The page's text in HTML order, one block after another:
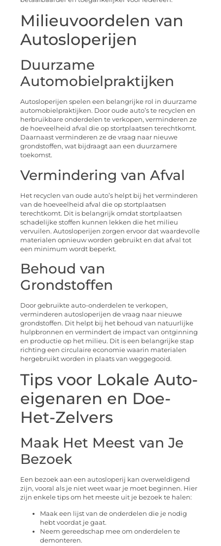
Milieuvoordelen van
Autosloperijen
Duurzame
Automobielpraktijken
Autosloperijen spelen een belangrijke rol in duurzame
automobielpraktijken. Door oude auto’s te recyclen en
herbruikbare onderdelen te verkopen, verminderen ze
de hoeveelheid afval die op stortplaatsen terechtkomt.
Daarnaast verminderen ze de vraag naar nieuwe
grondstoffen, wat bijdraagt aan een duurzamere
toekomst.
Vermindering van Afval
Het recyclen van oude auto’s helpt bij het verminderen
van de hoeveelheid afval die op stortplaatsen
terechtkomt. Dit is belangrijk omdat stortplaatsen
schadelijke stoffen kunnen lekken die het milieu
vervuilen. Autosloperijen zorgen ervoor dat waardevolle
materialen opnieuw worden gebruikt en dat afval tot
een minimum wordt beperkt.
Behoud van
Grondstoffen
Door gebruikte auto-onderdelen te verkopen,
verminderen autosloperijen de vraag naar nieuwe
grondstoffen. Dit helpt bij het behoud van natuurlijke
hulpbronnen en vermindert de impact van ontginning
en productie op het milieu. Dit is een belangrijke stap
richting een circulaire economie waarin materialen
hergebruikt worden in plaats van weggegooid.
Tips voor Lokale Auto-
eigenaren en Doe-
Het-Zelvers
Maak Het Meest van Je
Bezoek
Een bezoek aan een autosloperij kan overweldigend
zijn, vooral als je niet weet waar je moet beginnen. Hier
zijn enkele tips om het meeste uit je bezoek te halen:
Maak een lijst van de onderdelen die je nodig
hebt voordat je gaat.
Neem gereedschap mee om onderdelen te
demonteren.